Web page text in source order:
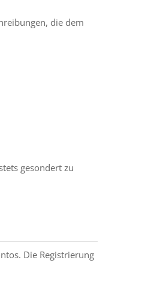
die dem
gesondert zu
Die Registrierung